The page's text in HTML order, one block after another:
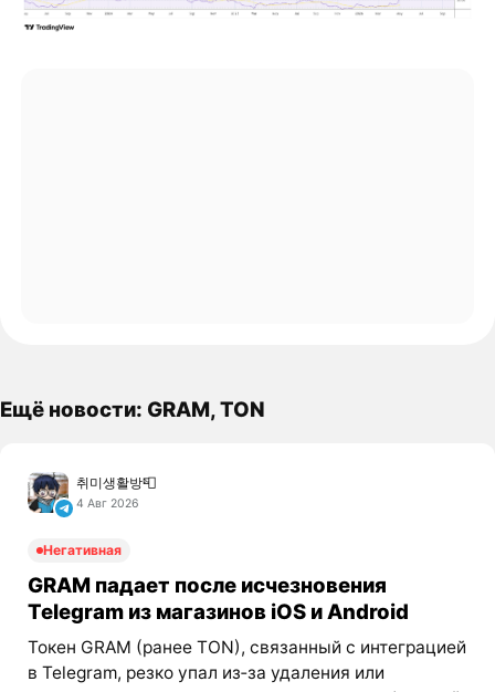
Ещё новости: GRAM, TON
취미생활방📮
4 Авг 2026
Негативная
GRAM падает после исчезновения
Telegram из магазинов iOS и Android
Токен GRAM (ранее TON), связанный с интеграцией
в Telegram, резко упал из‑за удаления или